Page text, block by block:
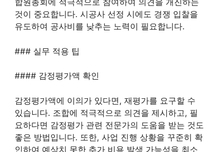
합원총회에 적극적으로 참여하여 의견을 개진하는
것이 중요합니다. 시공사 선정 시에도 경쟁 입찰을
유도하여 공사비를 낮추는 노력이 필요합니다.
### 실무 적용 팁
#### 감정평가액 확인
감정평가액에 이의가 있다면, 재평가를 요구할 수
있습니다. 조합에 적극적으로 의견을 제시하고, 필
요하다면 감정평가 관련 전문가의 도움을 받는 것도
좋은 방법입니다. 또한, 사업 진행 상황을 꾸준히 확
인하여 예상치 못한 추가 비용 발생 가능성을 최소